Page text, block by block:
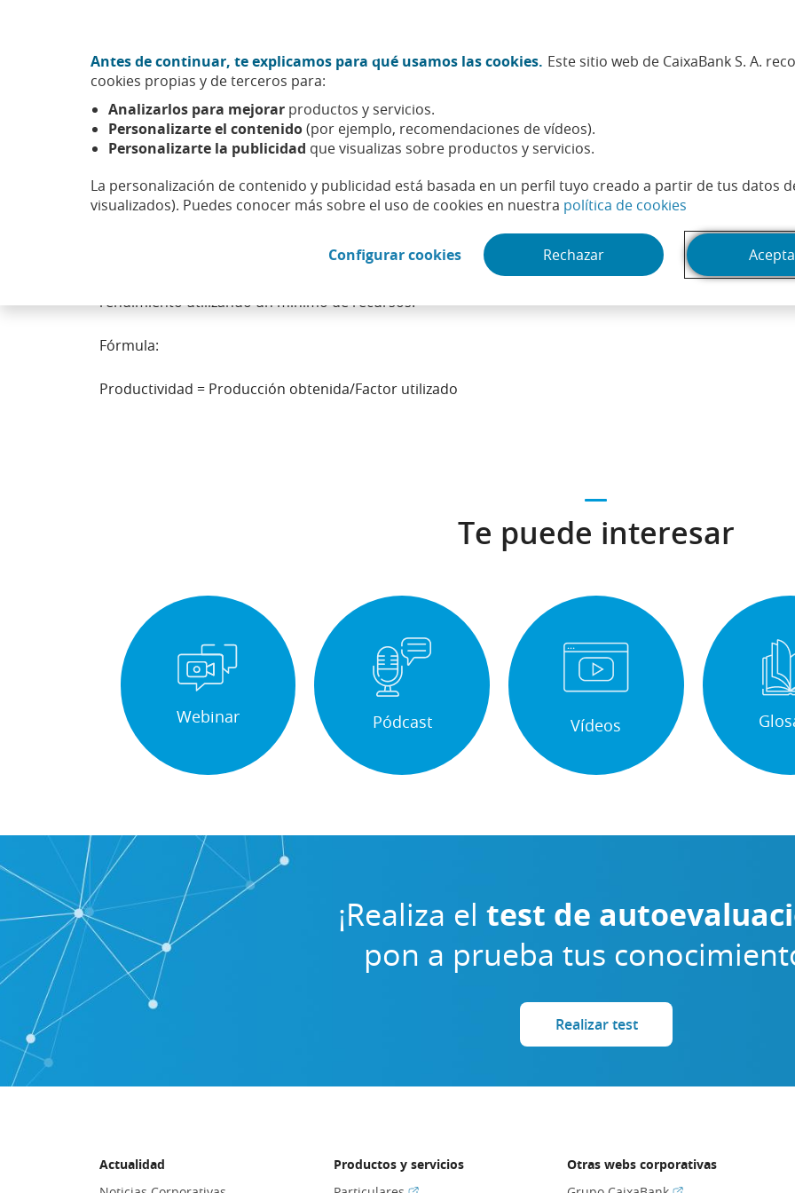
Antes de continuar, te explicamos para qué usamos las cookies. Este sitio web de CaixaBank S. A.
cookies propias y de terceros para:
Analizarlos para mejorar productos y servicios.
Personalizarte el contenido(por ejemplo, recomendaciones de vídeos).
Personalizarte la publicidad que visualizas sobre productos y servicios.
La personalización de contenido y publicidad está basada en un perfil tuyo creado a partir de tus datos
visualizados). Puedes conocer más sobre el uso de cookies en nuestra política de cookies
Configurar cookies(Abrir en ventana nueva)
Rechazar
Sobre nosotros
Productividad
Es la relación entre la cantidad de producto obtenida y los recursos utilizados para obtener dicha
producción por factor utilizado (unidad de trabajo o capital utilizado), entendiendo por eficiencia el
rendimiento utilizando un mínimo de recursos.
Fórmula:
Productividad = Producción obtenida/Factor utilizado
Te puede interesar
Webinar Pódcast Vídeos
¡Realiza el test de
pon a prueba tus
Realizar test
Actualidad
Productos y servicios
Otras webs corporativas